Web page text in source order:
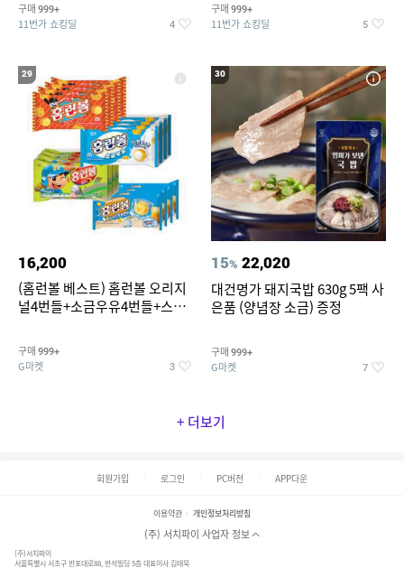
구매 999+
11번가 쇼킹딜 4
구매 999+
11번가 쇼킹딜 5
29
16,200
(홈런볼 베스트) 홈런볼 오리지
널4번들+소금우유4번들+스윗
콘맛4번들
구매 999+
G마켓 3
30
15% 22,020
대건명가 돼지국밥 630g 5팩 사
은품 (양념장 소금) 증정
구매 999+
G마켓 7
+ 더보기
회원가입 로그인 PC버전 APP다운
이용약관 개인정보처리방침
(주) 서치파이 사업자 정보
(주)서치파이
서울특별시 서초구 반포대로88, 반석빌딩 5층 대표이사 김태묵